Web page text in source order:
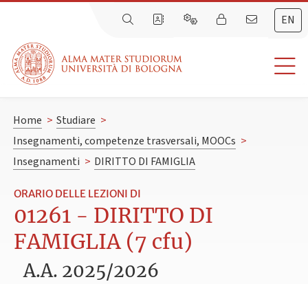
EN
Home > Studiare >
Insegnamenti, competenze trasversali, MOOCs >
Insegnamenti > DIRITTO DI FAMIGLIA
ORARIO DELLE LEZIONI DI
01261 - DIRITTO DI
FAMIGLIA (7 cfu)
A.A. 2025/2026